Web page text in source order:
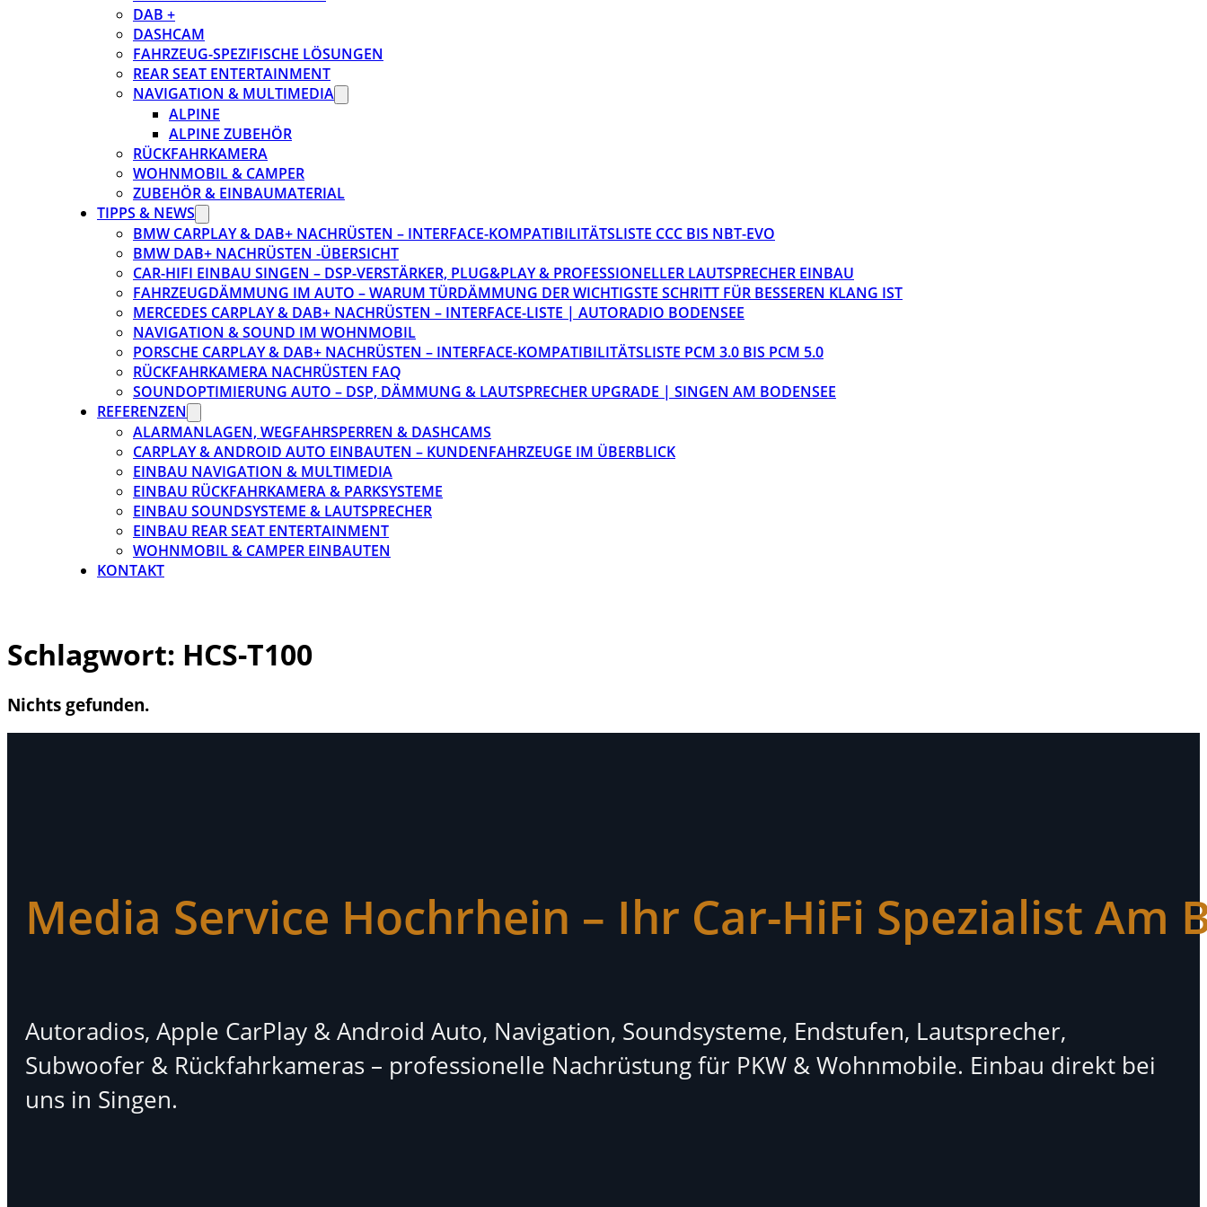
DAB +
DASHCAM
FAHRZEUG-SPEZIFISCHE LÖSUNGEN
REAR SEAT ENTERTAINMENT
NAVIGATION & MULTIMEDIA
ALPINE
ALPINE ZUBEHÖR
RÜCKFAHRKAMERA
WOHNMOBIL & CAMPER
ZUBEHÖR & EINBAUMATERIAL
TIPPS & NEWS
BMW CARPLAY & DAB+ NACHRÜSTEN – INTERFACE-KOMPATIBILITÄTSLISTE CCC BIS NBT-EVO
BMW DAB+ NACHRÜSTEN -ÜBERSICHT
CAR-HIFI EINBAU SINGEN – DSP-VERSTÄRKER, PLUG&PLAY & PROFESSIONELLER LAUTSPRECHER EINBAU
FAHRZEUGDÄMMUNG IM AUTO – WARUM TÜRDÄMMUNG DER WICHTIGSTE SCHRITT FÜR BESSEREN KLANG IST
MERCEDES CARPLAY & DAB+ NACHRÜSTEN – INTERFACE-LISTE | AUTORADIO BODENSEE
NAVIGATION & SOUND IM WOHNMOBIL
PORSCHE CARPLAY & DAB+ NACHRÜSTEN – INTERFACE-KOMPATIBILITÄTSLISTE PCM 3.0 BIS PCM 5.0
RÜCKFAHRKAMERA NACHRÜSTEN FAQ
SOUNDOPTIMIERUNG AUTO – DSP, DÄMMUNG & LAUTSPRECHER UPGRADE | SINGEN AM BODENSEE
REFERENZEN
ALARMANLAGEN, WEGFAHRSPERREN & DASHCAMS
CARPLAY & ANDROID AUTO EINBAUTEN – KUNDENFAHRZEUGE IM ÜBERBLICK
EINBAU NAVIGATION & MULTIMEDIA
EINBAU RÜCKFAHRKAMERA & PARKSYSTEME
EINBAU SOUNDSYSTEME & LAUTSPRECHER
EINBAU REAR SEAT ENTERTAINMENT
WOHNMOBIL & CAMPER EINBAUTEN
KONTAKT
Schlagwort: HCS-T100
Nichts gefunden.
Media Service Hochrhein – Ihr Car-HiFi Spezialist Am
Autoradios, Apple CarPlay & Android Auto, Navigation, Soundsysteme, Endstufen, Lautsprecher,
Subwoofer & Rückfahrkameras – professionelle Nachrüstung für PKW & Wohnmobile. Einbau direkt bei
uns in Singen.